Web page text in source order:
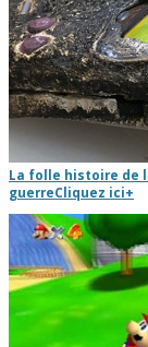
La folle histoire de
guerreCliquez ici+